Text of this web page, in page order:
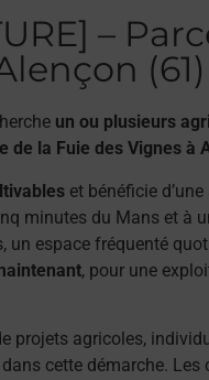
–
(61)
un ou plusieurs
de la Fuie des Vignes à
et bénéficie
minutes du Mans et à
un espace fréquenté
, pour une
projets agricoles,
cette démarche.